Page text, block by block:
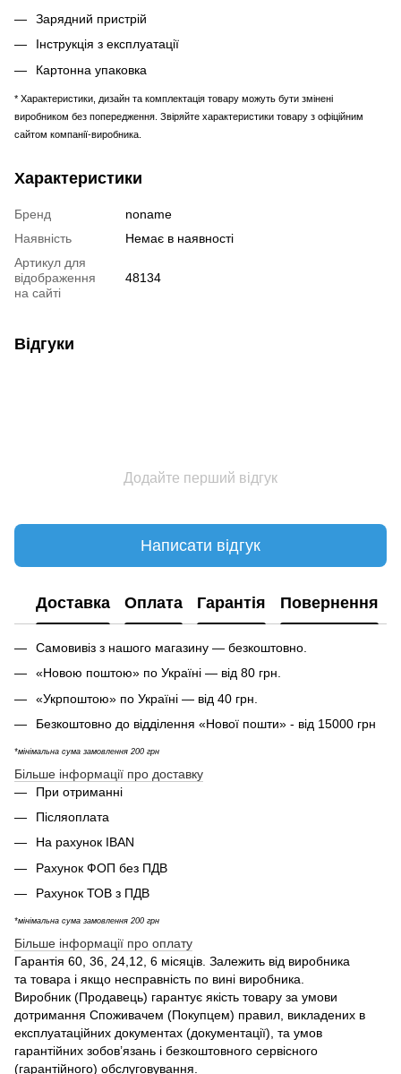
Зарядний пристрій
Інструкція з експлуатації
Картонна упаковка
* Характеристики, дизайн та комплектація товару можуть бути змінені
виробником без попередження. Звіряйте характеристики товару з офіційним
сайтом компанії-виробника.
Характеристики
Бренд
noname
Наявність
Немає в наявності
Артикул для
відображення
на сайті
48134
Відгуки
Додайте перший відгук
Написати відгук
Доставка Оплата Гарантія Повернення
Самовивіз з нашого магазину — безкоштовно.
«Новою поштою» по Україні — від 80 грн.
«Укрпоштою» по Україні — від 40 грн.
Безкоштовно до відділення «Нової пошти» - від 15000 грн
*мінімальна сума замовлення 200 грн
Більше інформації про доставку
При отриманні
Післяоплата
На рахунок IBAN
Рахунок ФОП без ПДВ
Рахунок ТОВ з ПДВ
*мінімальна сума замовлення 200 грн
Більше інформації про оплату
Гарантія 60, 36, 24,12, 6 місяців. Залежить від виробника
та товара і якщо несправність по вині виробника.
Виробник (Продавець) гарантує якість товару за умови
дотримання Споживачем (Покупцем) правил, викладених в
експлуатаційних документах (документації), та умов
гарантійних зобов’язань і безкоштовного сервісного
(гарантійного) обслуговування.